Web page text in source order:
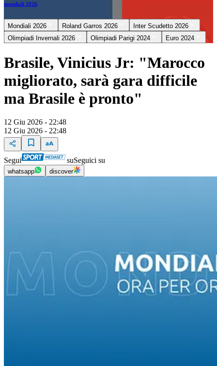
mondiali 2026
Mondiali 2026 Roland Garros 2026
Inter Scudetto 2026
Olimpiadi Invernali 2026
Olimpiadi Parigi 2024 Euro 2024
Brasile, Vinicius Jr: "Marocco
migliorato, sarà gara difficile
ma Brasile è pronto"
12 Giu 2026 - 22:48
12 Giu 2026 - 22:48
Segui suSeguici su
whatsapp discover